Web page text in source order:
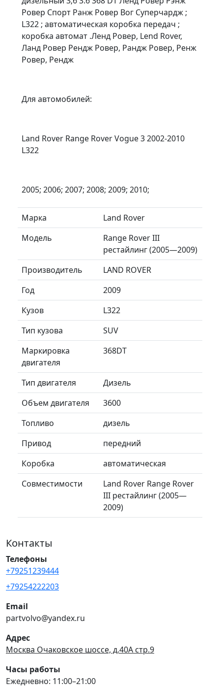
Ровер Спорт Ранж Ровер Вог Суперчардж ;
L322 ; автоматическая коробка передач ;
коробка автомат .Ленд Ровер, Lend Rover,
Ланд Ровер Рендж Ровер, Рандж Ровер, Ренж
Ровер, Рендж
Для автомобилей:
Land Rover Range Rover Vogue 3 2002-2010
L322
2005; 2006; 2007; 2008; 2009; 2010;
Марка
Land Rover
Модель
Range Rover III
рестайлинг (2005—2009)
Производитель
LAND ROVER
Год
2009
Кузов
L322
Тип кузова
SUV
Маркировка
двигателя
368DT
Тип двигателя
Дизель
Объем двигателя
3600
Топливо
дизель
Привод
передний
Коробка
автоматическая
Совместимости
Land Rover Range Rover
III рестайлинг (2005—
2009)
Контакты
Телефоны
+79251239444
+79254222203
Email
partvolvo@yandex.ru
Адрес
Москва Очаковское шоссе, д.40А стр.9
Часы работы
Ежедневно: 11:00–21:00